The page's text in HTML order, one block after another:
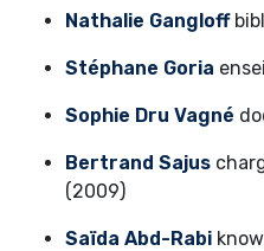
Nathalie Gangloff
Stéphane Goria
Sophie Dru Vagné
Bertrand Sajus
(2009)
Saïda Abd-Rabi